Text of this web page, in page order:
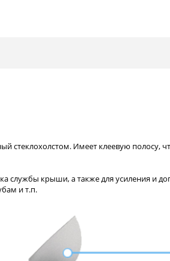
стеклохолстом. Имеет клеевую полосу,
службы крыши, а также для усиления и
и т.п.